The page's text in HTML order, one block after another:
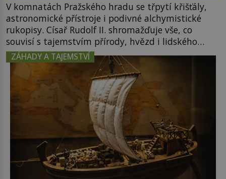
V komnatách Pražského hradu se třpytí křišťály,
astronomické přístroje i podivné alchymistické
rukopisy. Císař Rudolf II. shromažďuje vše, co
souvisí s tajemstvím přírody, hvězd i lidského
poznání. Jenže po jeho smrti se jeho slavné sbírky
začínají rozpadat a část z nich mizí navždy. Kdo
odnesl nejvzácnější knihy? A existují ještě někde
zapomenuté rukopisy, které nikdo […]
ZÁHADY A TAJEMSTVÍ